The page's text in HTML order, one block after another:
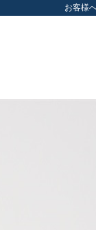
お客様